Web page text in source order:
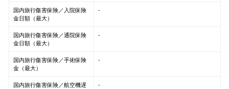
国内旅行傷害保険／入院保険
金日額（最大）
-
国内旅行傷害保険／通院保険
金日額（最大）
-
国内旅行傷害保険／手術保険
金（最大）
-
国内旅行傷害保険／航空機遅
-